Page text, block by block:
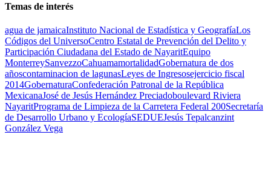
Temas de interés
agua de jamaicaInstituto Nacional de Estadística y GeografíaLos
Códigos del UniversoCentro Estatal de Prevención del Delito y
Participación Ciudadana del Estado de NayaritEquipo
MonterreySanvezzoCahuamamortalidadGobernatura de dos
añoscontaminacion de lagunasLeyes de Ingresosejercicio fiscal
2014GobernaturaConfederación Patronal de la República
MexicanaJosé de Jesús Hernández Preciadoboulevard Riviera
NayaritPrograma de Limpieza de la Carretera Federal 200Secretaría
de Desarrollo Urbano y EcologíaSEDUEJesús Tepalcanzint
González Vega